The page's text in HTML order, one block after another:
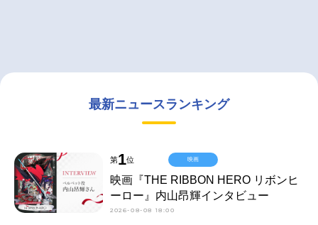
最新ニュースランキング
第1位
映画『THE RIBBON HERO リボンヒ
ーロー』内山昂輝インタビュー
2026-08-08 18:00
映画